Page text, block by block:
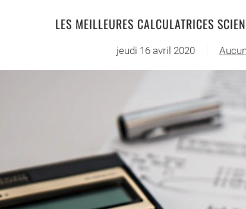
LES MEILLEURES CALCULATRICES
jeudi 16 avril 2020
sur
Les
et